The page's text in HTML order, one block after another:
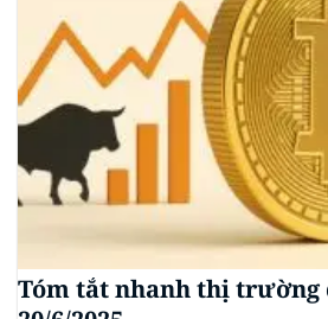
Tóm tắt nhanh thị trường